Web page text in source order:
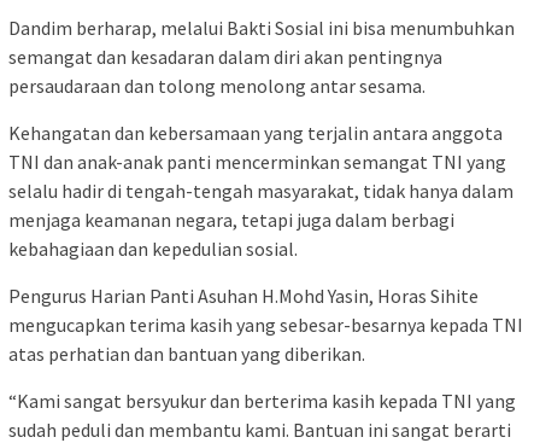
Dandim berharap, melalui Bakti Sosial ini bisa menumbuhkan
semangat dan kesadaran dalam diri akan pentingnya
persaudaraan dan tolong menolong antar sesama.
Kehangatan dan kebersamaan yang terjalin antara anggota
TNI dan anak-anak panti mencerminkan semangat TNI yang
selalu hadir di tengah-tengah masyarakat, tidak hanya dalam
menjaga keamanan negara, tetapi juga dalam berbagi
kebahagiaan dan kepedulian sosial.
Pengurus Harian Panti Asuhan H.Mohd Yasin, Horas Sihite
mengucapkan terima kasih yang sebesar-besarnya kepada TNI
atas perhatian dan bantuan yang diberikan.
“Kami sangat bersyukur dan berterima kasih kepada TNI yang
sudah peduli dan membantu kami. Bantuan ini sangat berarti